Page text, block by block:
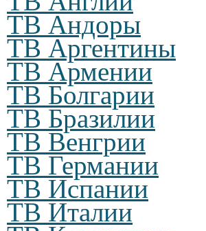
ТВ Андоры
ТВ Аргентины
ТВ Армении
ТВ Болгарии
ТВ Бразилии
ТВ Венгрии
ТВ Германии
ТВ Испании
ТВ Италии